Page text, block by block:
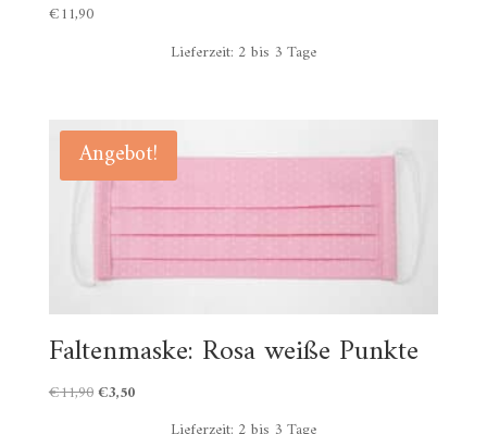
€11,90
Lieferzeit: 2 bis 3 Tage
Angebot!
Faltenmaske: Rosa weiße Punkte
€11,90Ursprünglicher
€3,50Aktueller